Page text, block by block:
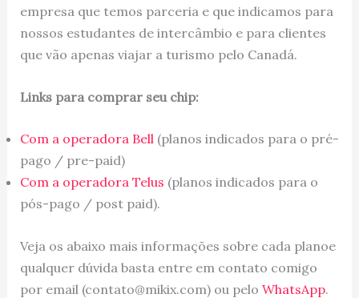
empresa que temos parceria e que indicamos para
nossos estudantes de intercâmbio e para clientes
que vão apenas viajar a turismo pelo Canadá.
Links para comprar seu chip:
Com a operadora Bell(planos indicados para o pré-
pago / pre-paid)
Com a operadora Telus (planos indicados para o
pós-pago / post paid).
Veja os abaixo mais informações sobre cada planoe
qualquer dúvida basta entre em contato comigo
por email (contato@mikix.com) ou pelo WhatsApp.